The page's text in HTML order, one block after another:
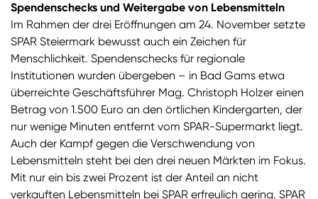
Spendenschecks und Weitergabe von Lebensmitteln
Im Rahmen der drei Eröffnungen am 24. November setzte
SPAR Steiermark bewusst auch ein Zeichen für
Menschlichkeit. Spendenschecks für regionale
Institutionen wurden übergeben – in Bad Gams etwa
überreichte Geschäftsführer Mag. Christoph Holzer einen
Betrag von 1.500 Euro an den örtlichen Kindergarten, der
nur wenige Minuten entfernt vom SPAR-Supermarkt liegt.
Auch der Kampf gegen die Verschwendung von
Lebensmitteln steht bei den drei neuen Märkten im Fokus.
Mit nur ein bis zwei Prozent ist der Anteil an nicht
verkauften Lebensmitteln bei SPAR erfreulich gering. SPAR